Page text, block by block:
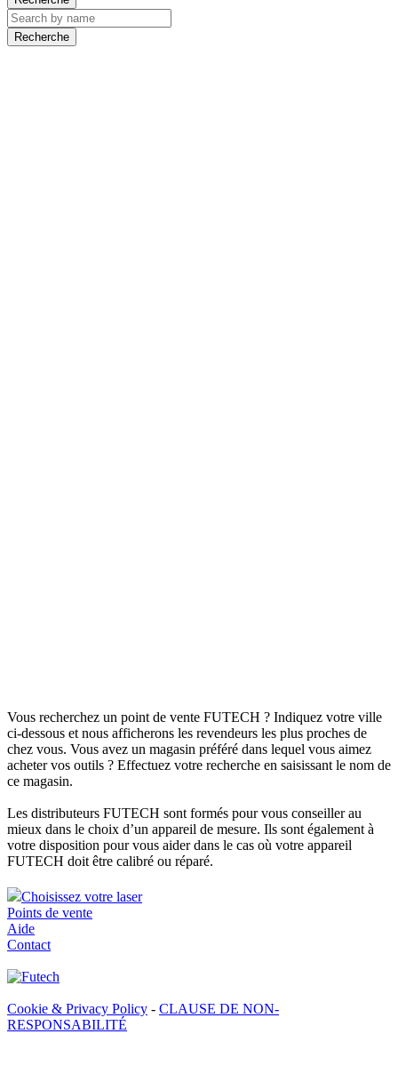
Recherche
Vous recherchez un point de vente FUTECH ? Indiquez votre ville
ci-dessous et nous afficherons les revendeurs les plus proches de
chez vous. Vous avez un magasin préféré dans lequel vous aimez
acheter vos outils ? Effectuez votre recherche en saisissant le nom de
ce magasin.
Les distributeurs FUTECH sont formés pour vous conseiller au
mieux dans le choix d’un appareil de mesure. Ils sont également à
votre disposition pour vous aider dans le cas où votre appareil
FUTECH doit être calibré ou réparé.
Choisissez votre laser
Points de vente
Aide
Contact
Cookie & Privacy Policy - CLAUSE DE NON-
RESPONSABILITÉ